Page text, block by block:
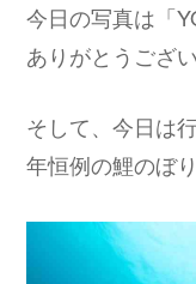
今日の写真は「
ありがとうござ
そして、今日は
年恒例の鯉のぼ